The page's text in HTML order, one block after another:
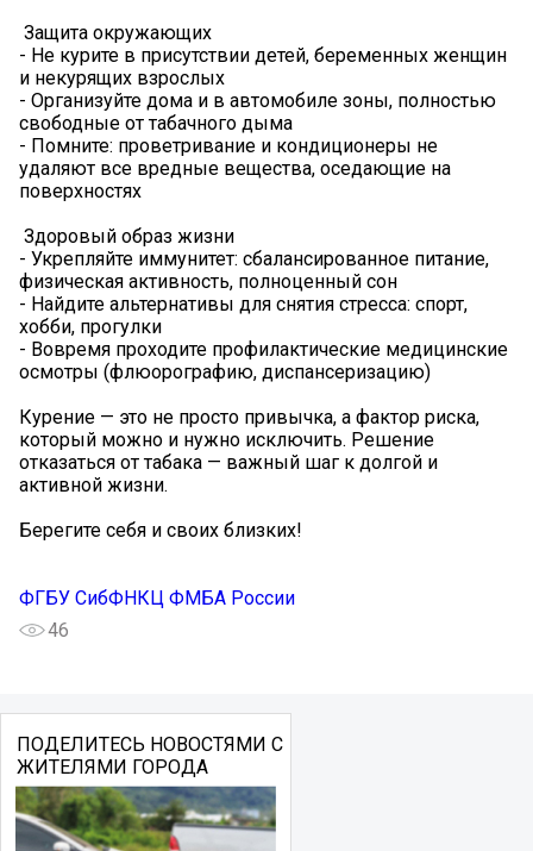
Защита окружающих
- Не курите в присутствии детей, беременных женщин
и некурящих взрослых
- Организуйте дома и в автомобиле зоны, полностью
свободные от табачного дыма
- Помните: проветривание и кондиционеры не
удаляют все вредные вещества, оседающие на
поверхностях
Здоровый образ жизни
- Укрепляйте иммунитет: сбалансированное питание,
физическая активность, полноценный сон
- Найдите альтернативы для снятия стресса: спорт,
хобби, прогулки
- Вовремя проходите профилактические медицинские
осмотры (флюорографию, диспансеризацию)
Курение — это не просто привычка, а фактор риска,
который можно и нужно исключить. Решение
отказаться от табака — важный шаг к долгой и
активной жизни.
Берегите себя и своих близких!
ФГБУ СибФНКЦ ФМБА России
46
ПОДЕЛИТЕСЬ НОВОСТЯМИ С
ЖИТЕЛЯМИ ГОРОДА